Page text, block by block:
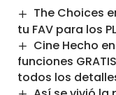
The Choices
tu FAV para los
Cine Hecho
funciones
todos los